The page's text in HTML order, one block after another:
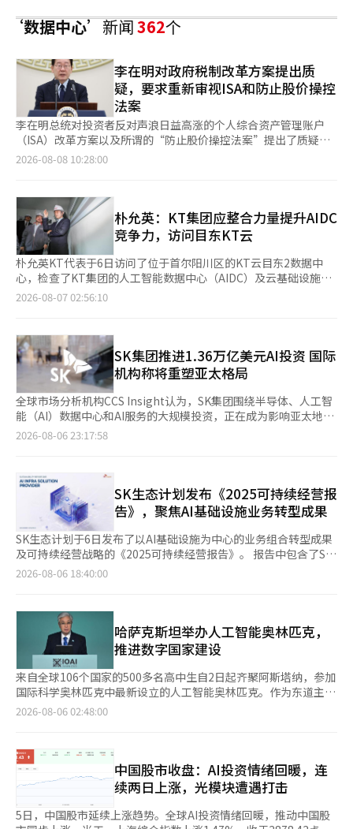
‘数据中心’新闻362个
李在明对政府税制改革方案提出质
疑，要求重新审视ISA和防止股价操控
法案
李在明总统对投资者反对声浪日益高涨的个人综合资产管理账户
（ISA）改革方案以及所谓的“防止股价操控法案”提出了质疑。
他认为政策初衷未能充分体现在实际制度设计中，要求重新审视这
举行的情况检查会议上，听取了关于ISA改革和防止股价操控法案
的投资者及政治界反应的汇报。 李总统对ISA改革方案表示：“为
什么没有做好充分准备就这样做？”并指示进行全面的重新审视。
对于防止股价操控法案，他也指出，最初的改革意图并未在制度中
得到充分体现，要求重新审查设计。 此次指示是在李总统6日的首
席顾问会议上强调，若政策未能让国民感受到效果，甚至造成损
害，应积极进行修正后发出的。政府将从需求者——国民的角度来
审视税制改革方案。 政府的税制改革方案中包含了新设“生产性
问题出在新产品引入过程中，现有ISA的运作条件也被一并修改。
政府方案规定，未使用的年度缴纳限额不能转入下一年，并且原本
可以持续延长的合同期限也限制为最多5年。 投资者对此表示反
对，认为这减少了ISA根据收入和资金状况调整缴纳时机的优势。
尤其是在年轻群体和海外股票投资者中，有批评声音认为，为了引
导国内投资，削弱了现有用户的选择权和税收优惠。 防止股价操
控法案也面临有效性争议。政府方案的核心是，如果判断某公司人
为降低股价以减少继承税和赠与税负担，则将该股票的评估额至少
25%或KOSDAQ下10%等。然而，有人指出，如果企业在特定时
期内管理股价或PBR，将可能规避规定，难以实现制度的原本目
的。 执政党内部也提出了补充要求。共同民主党议员李素英批评
政府方案可能使防止股价操控的构想失色，同党议员李勋基也表
示，方案不足以解决根本问题。 由于总统亲自指示重新审视这两
项方案，财政经济部等相关部门预计将重新制定方案，以在保持现
有用户优惠的同时，促进国内长期投资。防止股价操控的判断标准
工智能（AI）数据中心、物理AI等“三大重大项目”。虽然提
到“国家投资规划顾问”或“战略投资规划顾问”等名称，但具体
职务和名称尚未确定。 新设组织预计将负责检查大规模半导体投
资所需的电力、用水等基础设施和审批程序，并协调部门间的分歧
和相关立法议题。青瓦台将直接负责国家战略项目如AI数据中心的
海外资本引进和投资进度管理，形成控制塔的性质。※ 本报道经
人工智能（AI）系统翻译与编辑。
2026-08-08 10:28:00
朴允英：KT集团应整合力量提升AIDC
竞争力，访问目东KT云
朴允英KT代表于6日访问了位于首尔阳川区的KT云目东2数据中
心，检查了KT集团的人工智能数据中心（AIDC）及云基础设施的
运营和技术开发现状。 在访问KT云目东2数据中心时，朴代表巡视
连接和处理因AI服务扩展而激增的数据中心间流量的核心技术。 朴
代表还参观了目东2数据中心内的“AI创新中心”，了解下一代
AIDC技术的开发和验证现状。该中心正在验证多种解决方案，以
提高AIDC的电力效率和运营稳定性，包括国内首个商业化的
D2C（Direct-to-Chip）液体冷却技术。 朴代表表示：“AIDC是
KT作为AI转型平台公司跃升的核心基础设施。我们长期积累的数
据中心运营经验和技术专长是KT独特的优势，我们将把这些优势
发展为差异化的竞争力。”※ 本报道经人工智能（AI）系统翻译与
2026-08-07 02:56:10
SK集团推进1.36万亿美元AI投资 国际
机构称将重塑亚太格局
全球市场分析机构CCS Insight认为，SK集团围绕半导体、人工智
能（AI）数据中心和AI服务的大规模投资，正在成为影响亚太地区
（APAC）AI产业竞争格局的重要变量，有望重塑区域技术生态，
业社交平台领英（LinkedIn）发文表示，SK集团正瞄准AI经济时
代，推进总规模达1.36万亿美元的长期投资战略。“韩国不再只是
想出口AI零部件，而是试图出口智能本身。” 柯林斯认为，SK集
团正通过整合半导体竞争优势与AI工厂战略，加快构建覆盖芯片、
算力基础设施和AI服务的全栈能力。 在半导体领域，SK海力士计
划在包括高带宽内存（HBM）在内的下一代存储器领域投资7060
亿美元，并将核心生产基地——龙仁半导体超级集群的建设目标提
前至2033年，较原计划提前12年完成。 在AI基础设施领域，SK电
中心，并借助与英伟达等企业的合作，加快向GPU即服务
（GPUaaS）运营商转型，突破传统电信运营商定位，服务范围覆
盖整个亚太地区。 柯林斯认为，在美国超大规模云服务商
（Hyperscaler）今年资本支出预计最高达7500亿美元的背景下，
SK集团的长期AI投资战略有望成长为与其抗衡的重要区域性力量。
他同时指出，像SK电讯这样由电信运营商主导如此大规模AI专用基
础设施投资，即使放眼全球也十分罕见。 他表示，SK集团的大规
模布局也向全球电信行业提出了新的课题，即未来电信运营商最具
2026-08-06 23:17:58
SK生态计划发布《2025可持续经营报
告》，聚焦AI基础设施业务转型成果
SK生态计划于6日发布了以AI基础设施为中心的业务组合转型成果
及可持续经营战略的《2025可持续经营报告》。 报告中包含了SK
海力士青州M15X的竣工、龙仁半导体集群建设、蔚山AI数据中心
施、工业气体、半导体·显示材料、AI数据中心（DC）、IT资产
循环（ITAD）在内的AI基础设施全价值链来提升其业务组合。 在
可持续经营方面，通过双重重要性评估（Double Materiality
Assessment），将应对气候变化、工作场所安全健康、可持续供
应链等作为核心主题，并进行了与业务领域相关的影响·风险·机
会（IRO）评估。特别是考虑到半导体·显示材料子公司的价值链
扩展，系统性地审查了风险和机会因素。 在外部ESG评估中，SK
生态计划也继续取得优异成绩。CDP气候变化评估中保持了领导等
平交易自律合规程序（CP）评估中也连续3年获得最高等级。 根据
报告，SK生态计划去年创造了7640亿韩元的社会价值。这是根据
SK集团的双重底线（DBL）经营原则综合计算的经济间接贡献成
果、环境成果和社会成果的结果。员工志愿服务时间总计达5万
208小时，并根据AI基础设施业务转型，扩大了与核心业务场所附
近地区的特色社会贡献活动。 SK生态计划相关人士表示：“作为
2026-08-06 18:40:00
哈萨克斯坦举办人工智能奥林匹克，
推进数字国家建设
来自全球106个国家的500多名高中生自2日起齐聚阿斯塔纳，参加
国际科学奥林匹克中最新设立的人工智能奥林匹克。作为东道主的
哈萨克斯坦在过去一年内签署了价值100亿美元的数据中心合同，
量几乎翻倍，参赛人数也几乎翻倍。首届大会于2024年在保加利
亚的布尔加斯举行。 托卡耶夫总统于3日出席开幕式并发表讲话。
他提到的内容更接近于去年国政演说中提出的目标，即在三年内将
哈萨克斯坦转变为完全数字化的国家。 “我们正在建立一个统一
的创新生态系统。在这里，人工智能作为国家、经济和企业运营的
2026-08-06 02:48:00
中国股市收盘：AI投资情绪回暖，连
续两日上涨，光模块遭遇打击
5日，中国股市延续上涨趋势。全球AI投资情绪回暖，推动中国股